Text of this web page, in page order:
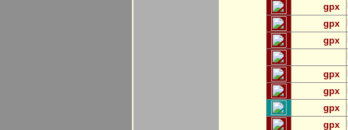
gpx
gpx
gpx
gpx
gpx
gpx
gpx